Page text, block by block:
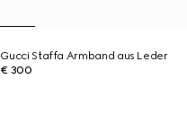
Gucci Staffa Armband aus Leder
€ 300